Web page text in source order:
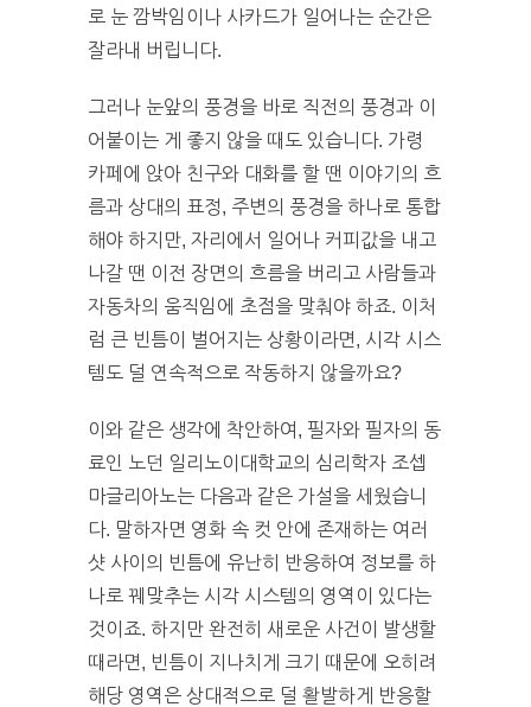
로 눈 깜박임이나 사카드가 일어나는 순간은
잘라내 버립니다.
그러나 눈앞의 풍경을 바로 직전의 풍경과 이
어붙이는 게 좋지 않을 때도 있습니다. 가령
카페에 앉아 친구와 대화를 할 땐 이야기의 흐
름과 상대의 표정, 주변의 풍경을 하나로 통합
해야 하지만, 자리에서 일어나 커피값을 내고
나갈 땐 이전 장면의 흐름을 버리고 사람들과
자동차의 움직임에 초점을 맞춰야 하죠. 이처
럼 큰 빈틈이 벌어지는 상황이라면, 시각 시스
템도 덜 연속적으로 작동하지 않을까요?
이와 같은 생각에 착안하여, 필자와 필자의 동
료인 노던 일리노이대학교의 심리학자 조셉
마글리아노는 다음과 같은 가설을 세웠습니
다. 말하자면 영화 속 컷 안에 존재하는 여러
샷 사이의 빈틈에 유난히 반응하여 정보를 하
나로 꿰맞추는 시각 시스템의 영역이 있다는
것이죠. 하지만 완전히 새로운 사건이 발생할
때라면, 빈틈이 지나치게 크기 때문에 오히려
해당 영역은 상대적으로 덜 활발하게 반응할